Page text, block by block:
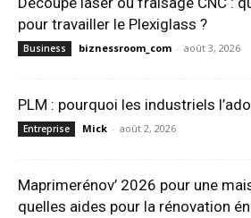
pour travailler le Plexiglass ?
Business biznessroom_com - août 3, 2026
PLM : pourquoi les industriels
Entreprise Mick - août 2, 2026
Maprimerénov’ 2026 pour une
quelles aides pour la rénovation